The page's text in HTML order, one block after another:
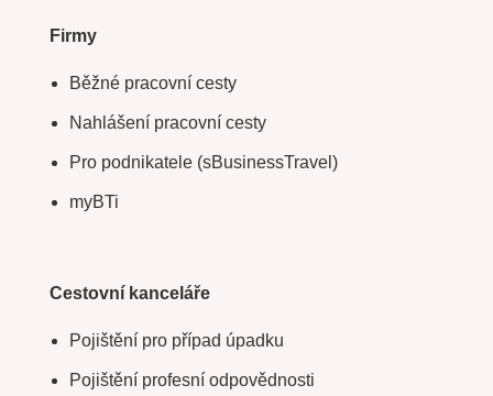
Firmy
Běžné pracovní cesty
Nahlášení pracovní cesty
Pro podnikatele (sBusinessTravel)
myBTi
Cestovní kanceláře
Pojištění pro případ úpadku
Pojištění profesní odpovědnosti